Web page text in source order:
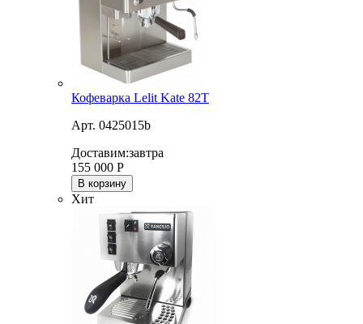
Кофеварка Lelit Kate 82T
Арт. 0425015b
Доставим:завтра
155 000 Р
В корзину
Хит